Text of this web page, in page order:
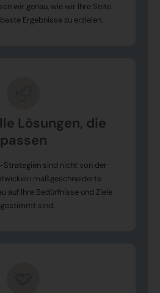
wir genau, wie wir Ihre Seite
Ergebnisse zu erzielen.
Lösungen, die
passen
Strategien sind nicht von der
maßgeschneiderte
auf Ihre Bedürfnisse und Ziele
sind.